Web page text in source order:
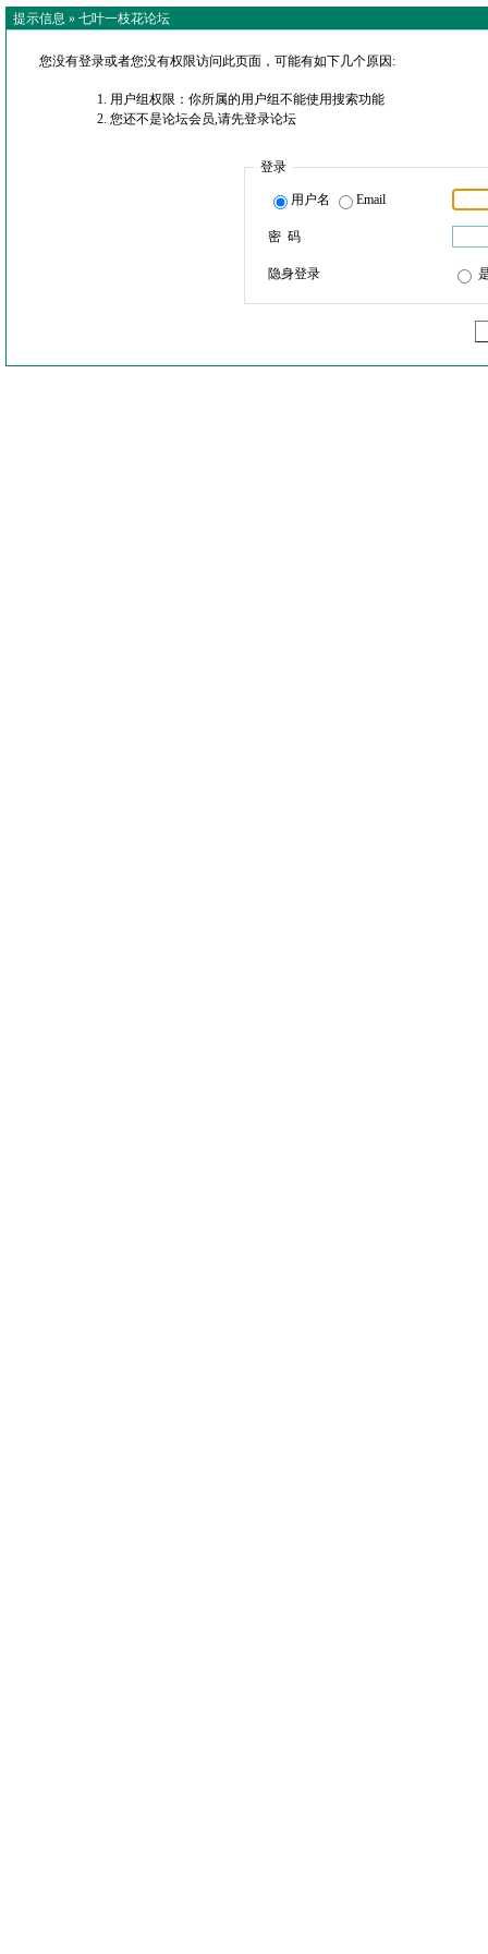
提示信息 » 七叶一枝花论坛
您没有登录或者您没有权限访问此页面，可能有如下几个原因:
用户组权限：你所属的用户组不能使用搜索功能
您还不是论坛会员,请先登录论坛
登录
用户名 Email
密 码
隐身登录